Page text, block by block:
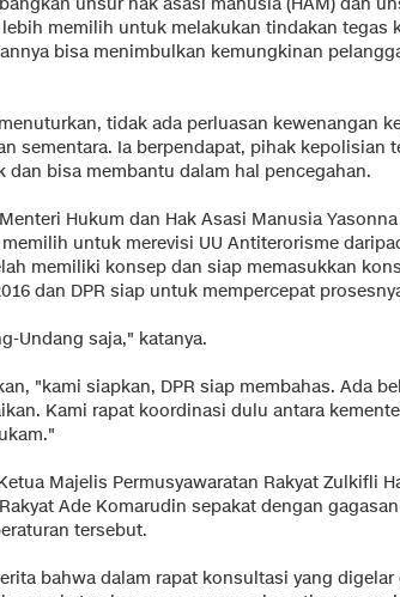
memilih untuk melakukan tindakan tegas
bisa menimbulkan kemungkinan
tidak ada perluasan kewenangan
sementara. Ia berpendapat, pihak kepolisian
dan bisa membantu dalam hal pencegahan.
Hukum dan Hak Asasi Manusia
untuk merevisi UU Antiterorisme
memiliki konsep dan siap memasukkan
dan DPR siap untuk mempercepat
Undang saja," katanya.
"kami siapkan, DPR siap membahas. Ada
Kami rapat koordinasi dulu antara
Majelis Permusyawaratan Rakyat Zulkifli
Ade Komarudin sepakat dengan
tersebut.
bahwa dalam rapat konsultasi yang digelar